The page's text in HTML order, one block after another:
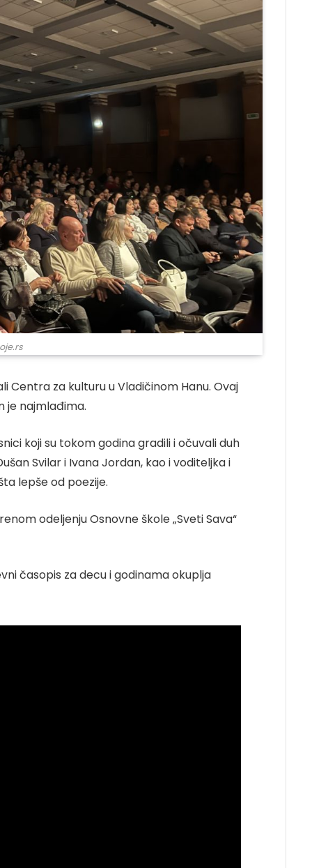
Centra za kulturu u Vladičinom Hanu. Ovaj
je najmlađima.
koji su tokom godina gradili i očuvali duh
Svilar i Ivana Jordan, kao i voditeljka i
lepše od poezije.
odeljenju Osnovne škole „Sveti Sava“
časopis za decu i godinama okuplja